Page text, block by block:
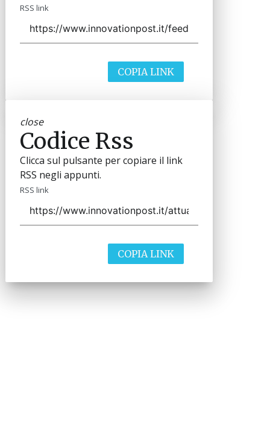
RSS link
COPIA LINK
close
Codice Rss
Clicca sul pulsante per copiare il link
RSS negli appunti.
RSS link
COPIA LINK